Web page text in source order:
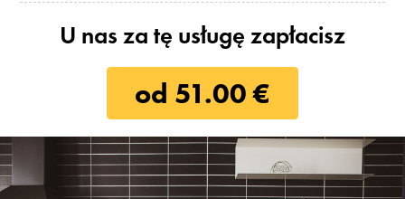
U nas za tę usługę zapłacisz
od 51.00 €